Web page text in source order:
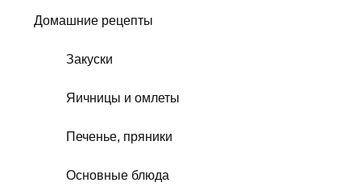
Домашние рецепты
Закуски
Яичницы и омлеты
Печенье, пряники
Основные блюда